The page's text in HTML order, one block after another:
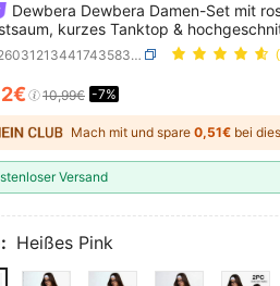
Dewbera Dewbera Damen-Set mit
kurzes Tanktop &
Sommer-Athleisure-Gym-Sport-
Workout-Yoga-Laufen
SKU: st260312134417435838223
AND
10,99€ -7%
Mach mit und spare 0,51€ bei
Versand
Heißes Pink